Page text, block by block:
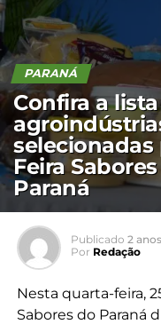
PARANÁ
Confira a
selecionadas
Feira
Paraná
Publicado 2
Por Redação
Nesta quarta-feira,
Sabores do Paraná